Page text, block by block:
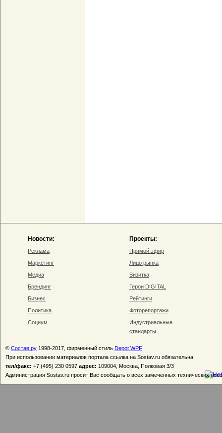
Новости:
Реклама
Маркетинг
Медиа
Брендинг
Бизнес
Политика
Социум
Проекты:
Прямой эфир
Лицо рынка
Визитка
Герои DIGITAL
Рейтинги
Фоторепортажи
Индустриальные
стандарты
© Состав.ру 1998-2017, фирменный стиль Depot WPF
При использовании материалов портала ссылка на Sostav.ru обязательна!
тел/факс: +7 (495) 230 0597 адрес: 109004, Москва, Полковая 3/3
Администрация Sostav.ru просит Вас сообщать о всех замеченных технических